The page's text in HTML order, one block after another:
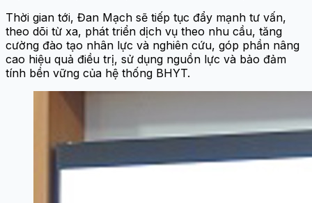
Thời gian tới, Đan Mạch sẽ tiếp tục đẩy mạnh tư vấn,
theo dõi từ xa, phát triển dịch vụ theo nhu cầu, tăng
cường đào tạo nhân lực và nghiên cứu, góp phần nâng
cao hiệu quả điều trị, sử dụng nguồn lực và bảo đảm
tính bền vững của hệ thống BHYT.